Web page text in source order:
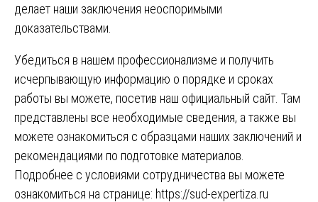
делает наши заключения неоспоримыми
доказательствами.
Убедиться в нашем профессионализме и получить
исчерпывающую информацию о порядке и сроках
работы вы можете, посетив наш официальный сайт. Там
представлены все необходимые сведения, а также вы
можете ознакомиться с образцами наших заключений и
рекомендациями по подготовке материалов.
Подробнее с условиями сотрудничества вы можете
ознакомиться на странице: https://sud-expertiza.ru